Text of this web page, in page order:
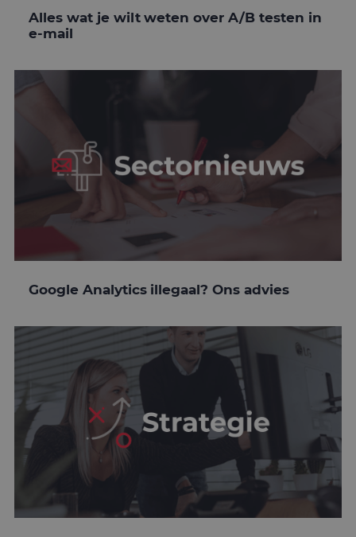
Alles wat je wilt weten over A/B testen in
e-mail
Google Analytics illegaal? Ons advies